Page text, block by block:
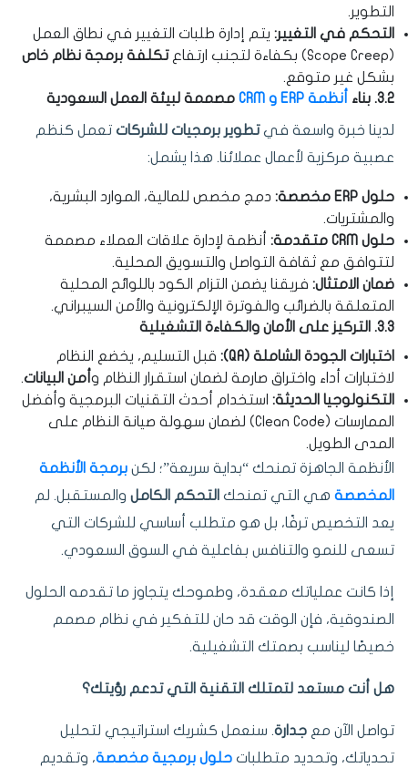
التطوير.
التحكم في التغيير: يتم إدارة طلبات التغيير في نطاق العمل
(Scope Creep) بكفاءة لتجنب ارتفاع
تكلفة برمجة نظام خاص
بشكل غير متوقع.
3.2. بناء
أنظمة ERP و CRM مصممة لبيئة العمل السعودية
لدينا خبرة واسعة فيتطوير برمجيات للشركات تعمل كنظم
عصبية مركزية لأعمال عملائنا. هذا يشمل:
حلول ERP مخصصة:
دمج مخصص للمالية، الموارد البشرية،
والمشتريات.
حلول CRM متقدمة:
أنظمة لإدارة علاقات العملاء مصممة
لتتوافق مع ثقافة التواصل والتسويق المحلية.
ضمان الامتثال: فريقنا يضمن التزام الكود باللوائح المحلية
المتعلقة بالضرائب والفوترة الإلكترونية والأمن السيبراني.
3.3. التركيز على الأمان والكفاءة التشغيلية
اختبارات الجودة الشاملة (QA):
قبل التسليم، يخضع النظام
لاختبارات أداء واختراق صارمة لضمان استقرار النظام و أمن البيانات.
التكنولوجيا الحديثة: استخدام أحدث التقنيات البرمجية وأفضل
الممارسات (Clean Code) لضمان سهولة صيانة النظام على
المدى الطويل.
الأنظمة الجاهزة تمنحك “بداية سريعة”؛ لكن برمجة الأنظمة
المخصصة هي التي تمنحك التحكم الكامل والمستقبل. لم
يعد التخصيص ترفًا، بل هو متطلب أساسي للشركات التي
تسعى للنمو والتنافس بفاعلية في السوق السعودي.
إذا كانت عملياتك معقدة، وطموحك يتجاوز ما تقدمه الحلول
الصندوقية، فإن الوقت قد حان للتفكير في نظام مصمم
خصيصًا ليناسب بصمتك التشغيلية.
هل أنت مستعد لتمتلك التقنية التي تدعم رؤيتك؟
تواصل الآن مع جدارة. سنعمل كشريك استراتيجي لتحليل
تحدياتك، وتحديد متطلبات حلول برمجية مخصصة، وتقديم